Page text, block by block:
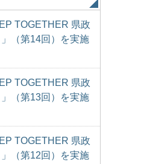
TOGETHER 県政
（第14回）を実施
TOGETHER 県政
（第13回）を実施
TOGETHER 県政
（第12回）を実施